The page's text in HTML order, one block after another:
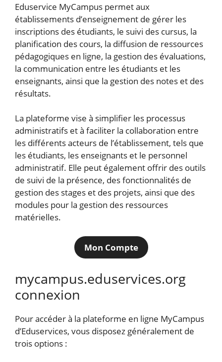
Eduservice MyCampus permet aux
établissements d’enseignement de gérer les
inscriptions des étudiants, le suivi des cursus, la
planification des cours, la diffusion de ressources
pédagogiques en ligne, la gestion des évaluations,
la communication entre les étudiants et les
enseignants, ainsi que la gestion des notes et des
résultats.
La plateforme vise à simplifier les processus
administratifs et à faciliter la collaboration entre
les différents acteurs de l’établissement, tels que
les étudiants, les enseignants et le personnel
administratif. Elle peut également offrir des outils
de suivi de la présence, des fonctionnalités de
gestion des stages et des projets, ainsi que des
modules pour la gestion des ressources
matérielles.
Mon Compte
mycampus.eduservices.org
connexion
Pour accéder à la plateforme en ligne MyCampus
d’Eduservices, vous disposez généralement de
trois options :